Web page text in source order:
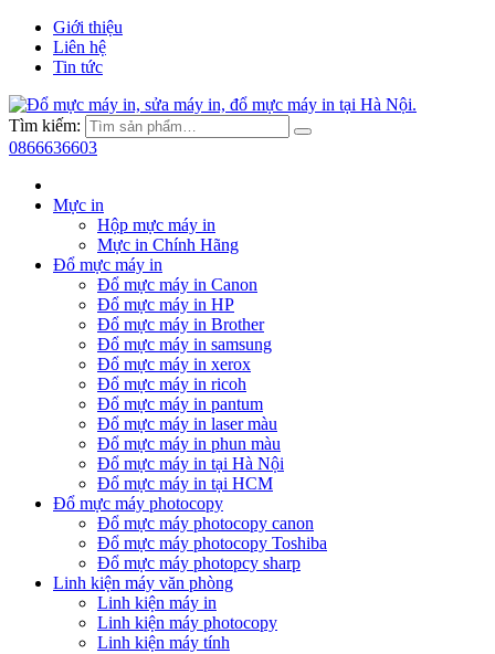
Giới thiệu
Liên hệ
Tin tức
Tìm kiếm:
0866636603
Mực in
Hộp mực máy in
Mực in Chính Hãng
Đổ mực máy in
Đổ mực máy in Canon
Đổ mực máy in HP
Đổ mực máy in Brother
Đổ mực máy in samsung
Đổ mực máy in xerox
Đổ mực máy in ricoh
Đổ mực máy in pantum
Đổ mực máy in laser màu
Đổ mực máy in phun màu
Đổ mực máy in tại Hà Nội
Đổ mực máy in tại HCM
Đổ mực máy photocopy
Đổ mực máy photocopy canon
Đổ mực máy photocopy Toshiba
Đổ mực máy photopcy sharp
Linh kiện máy văn phòng
Linh kiện máy in
Linh kiện máy photocopy
Linh kiện máy tính